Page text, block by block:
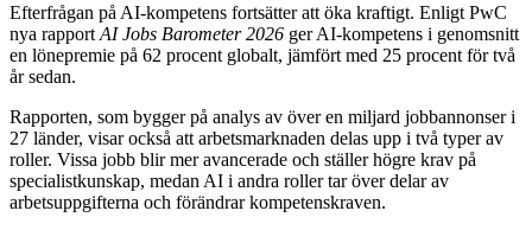
Efterfrågan på AI-kompetens fortsätter att öka kraftigt. Enligt PwC
nya rapport AI Jobs Barometer 2026 ger AI-kompetens i genomsnitt
en lönepremie på 62 procent globalt, jämfört med 25 procent för två
år sedan.
Rapporten, som bygger på analys av över en miljard jobbannonser i
27 länder, visar också att arbetsmarknaden delas upp i två typer av
roller. Vissa jobb blir mer avancerade och ställer högre krav på
specialistkunskap, medan AI i andra roller tar över delar av
arbetsuppgifterna och förändrar kompetenskraven.